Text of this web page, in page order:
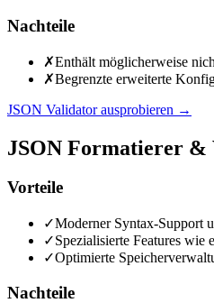
Nachteile
✗Enthält möglicherweise
✗Begrenzte erweiterte
JSON Validator ausprobieren →
JSON Formatierer &
Vorteile
✓Moderner Syntax-Support
✓Spezialisierte Features wie
✓Optimierte
Nachteile